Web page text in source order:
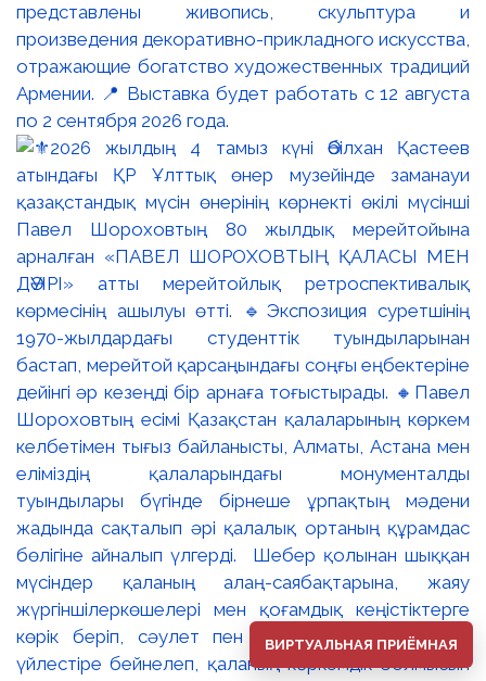
представлены живопись, скульптура и
произведения декоративно-прикладного искусства,
отражающие богатство художественных традиций
Армении. 📍 Выставка будет работать с 12 августа
по 2 сентября 2026 года.
ВИРТУАЛЬНАЯ ПРИЁМНАЯ